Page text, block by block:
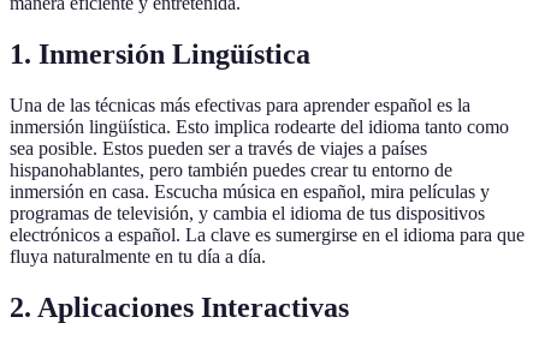
1. Inmersión Lingüística
Una de las técnicas más efectivas para aprender español es la
inmersión lingüística. Esto implica rodearte del idioma tanto como
sea posible. Estos pueden ser a través de viajes a países
hispanohablantes, pero también puedes crear tu entorno de
inmersión en casa. Escucha música en español, mira películas y
programas de televisión, y cambia el idioma de tus dispositivos
electrónicos a español. La clave es sumergirse en el idioma para que
fluya naturalmente en tu día a día.
2. Aplicaciones Interactivas